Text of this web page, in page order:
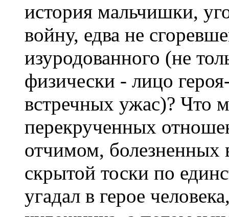
история мальчишки,
войну, едва не
изуродованного (не
физически - лицо
встречных ужас)? Что
перекрученных
отчимом, болезненных
скрытой тоски по
угадал в герое